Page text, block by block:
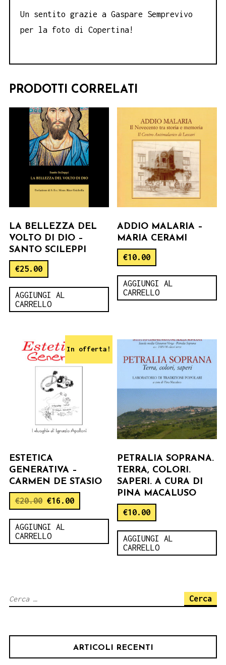
Un sentito grazie a Gaspare Semprevivo
per la foto di Copertina!
PRODOTTI CORRELATI
LA BELLEZZA DEL
VOLTO DI DIO –
SANTO SCILEPPI
€25.00
AGGIUNGI AL
CARRELLO
ADDIO MALARIA –
MARIA CERAMI
€10.00
AGGIUNGI AL
CARRELLO
In offerta!
ESTETICA
GENERATIVA –
CARMEN DE STASIO
€20.00 €16.00
AGGIUNGI AL
CARRELLO
PETRALIA SOPRANA.
TERRA, COLORI.
SAPERI. A CURA DI
PINA MACALUSO
€10.00
AGGIUNGI AL
CARRELLO
Ricerca
ARTICOLI RECENTI